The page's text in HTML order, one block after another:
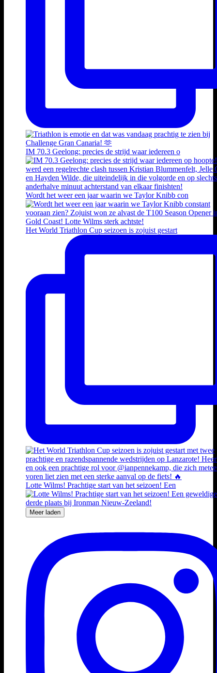
IM 70.3 Geelong: precies de strijd waar iedereen o
Wordt het weer een jaar waarin we Taylor Knibb con
Het World Triathlon Cup seizoen is zojuist gestart
Lotte Wilms! Prachtige start van het seizoen! Een
Meer laden